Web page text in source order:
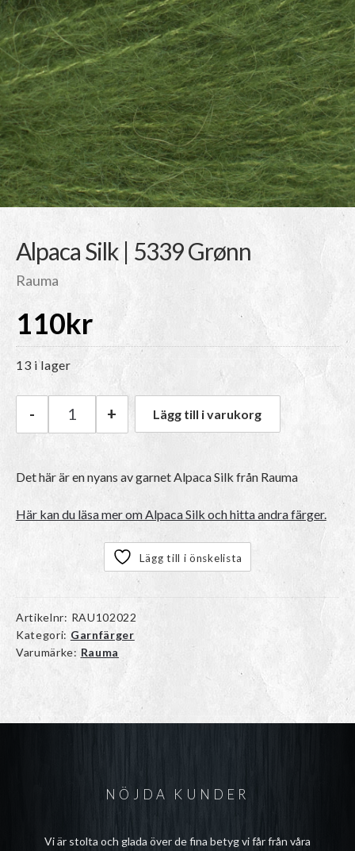
Alpaca Silk | 5339 Grønn
Rauma
110kr
13 i lager
Rauma Alpaca Silk | 5339 Grønn mängd
- + Lägg till i varukorg
Det här är en nyans av garnet Alpaca Silk från Rauma
Här kan du läsa mer om Alpaca Silk och hitta andra färger.
Lägg till i önskelista
Artikelnr: RAU102022
Kategori: Garnfärger
Varumärke: Rauma
NÖJDA KUNDER
Vi är stolta och glada över de fina betyg vi får från våra